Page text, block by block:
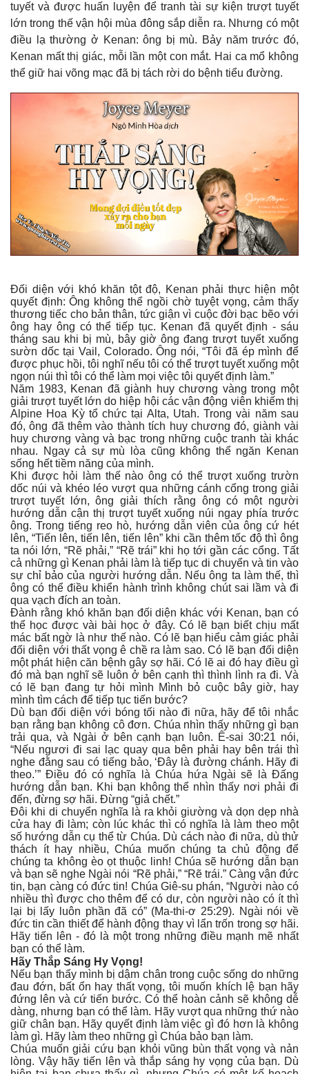
tuyết và được huấn luyện để tranh tài sự kiện trượt tuyết
lớn trong thế vận hội mùa đông sắp diễn ra. Nhưng có một
điều lạ thường ở Kenan: ông bị mù. Bảy năm trước đó,
Kenan mất thị giác, mỗi lần một con mắt. Hai ca mổ không
thể giữ hai võng mạc đã bị tách rời do bệnh tiểu đường.
Đối diện với khó khăn tột độ, Kenan phải thực hiện một
quyết định: Ông không thể ngồi chờ tuyệt vọng, cảm thấy
thương tiếc cho bản thân, tức giận vì cuộc đời bạc bẽo với
ông hay ông có thể tiếp tục. Kenan đã quyết định - sáu
tháng sau khi bị mù, bây giờ ông đang trượt tuyết xuống
sườn dốc tại Vail, Colorado. Ông nói, “Tôi đã ép mình để
được phục hồi, tôi nghĩ nếu tôi có thể trượt tuyết xuống một
ngọn núi thì tôi có thể làm mọi việc tôi quyết định làm.”
Năm 1983, Kenan đã giành huy chương vàng trong một
giải trượt tuyết lớn do hiệp hội các vận động viên khiếm thị
Alpine Hoa Kỳ tổ chức tại Alta, Utah. Trong vài năm sau
đó, ông đã thêm vào thành tích huy chương đó, giành vài
huy chương vàng và bạc trong những cuộc tranh tài khác
nhau. Ngay cả sự mù lòa cũng không thể ngăn Kenan
sống hết tiềm năng của mình.
Khi được hỏi làm thế nào ông có thể trượt xuống trườn
dốc núi và khéo léo vượt qua những cánh cổng trong giải
trượt tuyết lớn, ông giải thích rằng ông có một người
hướng dẫn cận thị trượt tuyết xuống núi ngay phía trước
ông. Trong tiếng reo hò, hướng dẫn viên của ông cứ hét
lên, “Tiến lên, tiến lên, tiến lên” khi cần thêm tốc độ thì ông
ta nói lớn, “Rẽ phải,” “Rẽ trái” khi họ tới gần các cổng. Tất
cả những gì Kenan phải làm là tiếp tục di chuyển và tin vào
sự chỉ bảo của người hướng dẫn. Nếu ông ta làm thế, thì
ông có thể điều khiển hành trình không chút sai lầm và đi
qua vạch đích an toàn.
Đành rằng khó khăn bạn đối diện khác với Kenan, bạn có
thể học được vài bài học ở đây. Có lẽ bạn biết chịu mất
mác bất ngờ là như thế nào. Có lẽ bạn hiểu cảm giác phải
đối diện với thất vọng ê chề ra làm sao. Có lẽ bạn đối diện
một phát hiện căn bệnh gây sợ hãi. Có lẽ ai đó hay điều gì
đó mà bạn nghĩ sẽ luôn ở bên cạnh thì thình lình ra đi. Và
có lẽ bạn đang tự hỏi mình Mình bỏ cuộc bây giờ, hay
mình tìm cách để tiếp tục tiến bước?
Dù bạn đối diện với bóng tối nào đi nữa, hãy để tôi nhắc
bạn rằng bạn không cô đơn. Chúa nhìn thấy những gì bạn
trải qua, và Ngài ở bên cạnh bạn luôn. Ê-sai 30:21 nói,
“Nếu ngươi đi sai lạc quay qua bên phải hay bên trái thì
nghe đằng sau có tiếng bảo, ‘Đây là đường chánh. Hãy đi
theo.’” Điều đó có nghĩa là Chúa hứa Ngài sẽ là Đấng
hướng dẫn bạn. Khi bạn không thể nhìn thấy nơi phải đi
đến, đừng sợ hãi. Đừng “giả chết.”
Đôi khi di chuyển nghĩa là ra khỏi giường và dọn dẹp nhà
cửa hay đi làm; còn lúc khác thì có nghĩa là làm theo một
số hướng dẫn cụ thể từ Chúa. Dù cách nào đi nữa, dù thử
thách ít hay nhiều, Chúa muốn chúng ta chủ động để
chúng ta không èo ọt thuộc linh! Chúa sẽ hướng dẫn bạn
và bạn sẽ nghe Ngài nói “Rẽ phải,” “Rẽ trái.” Càng vận đức
tin, bạn càng có đức tin! Chúa Giê-su phán, “Người nào có
nhiều thì được cho thêm để có dư, còn người nào có ít thì
lại bị lấy luôn phần đã có” (Ma-thi-ơ 25:29). Ngài nói về
đức tin cần thiết để hành động thay vì lẩn trốn trong sợ hãi.
Hãy tiến lên - đó là một trong những điều mạnh mẽ nhất
bạn có thể làm.
Hãy Thắp Sáng Hy Vọng!
Nếu bạn thấy mình bị dậm chân trong cuộc sống do những
đau đớn, bất ổn hay thất vọng, tôi muốn khích lệ bạn hãy
đứng lên và cứ tiến bước. Có thể hoàn cảnh sẽ không dễ
dàng, nhưng bạn có thể làm. Hãy vượt qua những thứ nào
giữ chân bạn. Hãy quyết định làm việc gì đó hơn là không
làm gì. Hãy làm theo những gì Chúa bảo bạn làm.
Chúa muốn giải cứu bạn khỏi vũng bùn thất vọng và nản
lòng. Vậy hãy tiến lên và thắp sáng hy vọng của bạn. Dù